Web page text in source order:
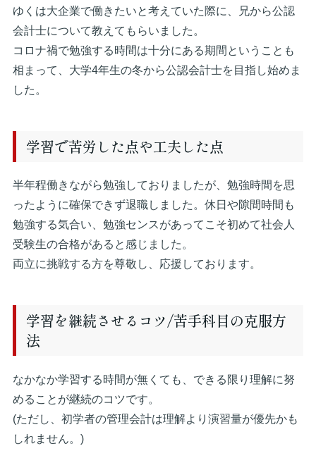
ゆくは大企業で働きたいと考えていた際に、兄から公認
会計士について教えてもらいました。
コロナ禍で勉強する時間は十分にある期間ということも
相まって、大学4年生の冬から公認会計士を目指し始めま
した。
学習で苦労した点や工夫した点
半年程働きながら勉強しておりましたが、勉強時間を思
ったように確保できず退職しました。休日や隙間時間も
勉強する気合い、勉強センスがあってこそ初めて社会人
受験生の合格があると感じました。
両立に挑戦する方を尊敬し、応援しております。
学習を継続させるコツ/苦手科目の克服方
法
なかなか学習する時間が無くても、できる限り理解に努
めることが継続のコツです。
(ただし、初学者の管理会計は理解より演習量が優先かも
しれません。)